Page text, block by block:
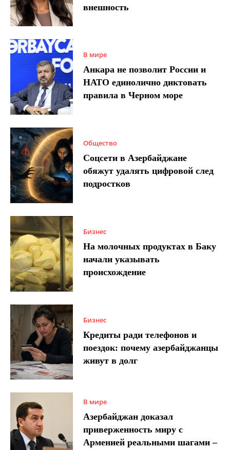
внешность
В мире
Анкара не позволит России и
НАТО единолично диктовать
правила в Черном море
Общество
Соцсети в Азербайджане
обяжут удалять цифровой след
подростков
Бизнес
На молочных продуктах в Баку
начали указывать
происхождение
Бизнес
Кредиты ради телефонов и
поездок: почему азербайджанцы
живут в долг
В мире
Азербайджан доказал
приверженность миру с
Арменией реальными шагами –